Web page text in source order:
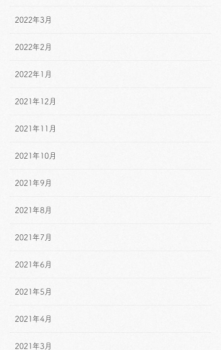
2022年3月
2022年2月
2022年1月
2021年12月
2021年11月
2021年10月
2021年9月
2021年8月
2021年7月
2021年6月
2021年5月
2021年4月
2021年3月